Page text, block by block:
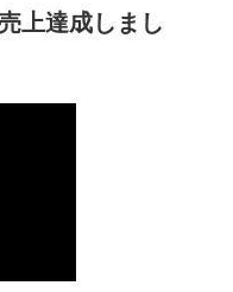
上達成しまし